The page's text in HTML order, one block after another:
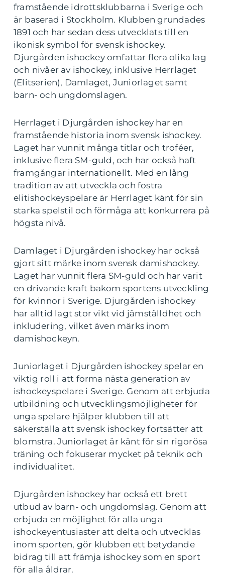
framstående idrottsklubbarna i Sverige och
är baserad i Stockholm. Klubben grundades
1891 och har sedan dess utvecklats till en
ikonisk symbol för svensk ishockey.
Djurgården ishockey omfattar flera olika lag
och nivåer av ishockey, inklusive Herrlaget
(Elitserien), Damlaget, Juniorlaget samt
barn- och ungdomslagen.
Herrlaget i Djurgården ishockey har en
framstående historia inom svensk ishockey.
Laget har vunnit många titlar och troféer,
inklusive flera SM-guld, och har också haft
framgångar internationellt. Med en lång
tradition av att utveckla och fostra
elitishockeyspelare är Herrlaget känt för sin
starka spelstil och förmåga att konkurrera på
högsta nivå.
Damlaget i Djurgården ishockey har också
gjort sitt märke inom svensk damishockey.
Laget har vunnit flera SM-guld och har varit
en drivande kraft bakom sportens utveckling
för kvinnor i Sverige. Djurgården ishockey
har alltid lagt stor vikt vid jämställdhet och
inkludering, vilket även märks inom
damishockeyn.
Juniorlaget i Djurgården ishockey spelar en
viktig roll i att forma nästa generation av
ishockeyspelare i Sverige. Genom att erbjuda
utbildning och utvecklingsmöjligheter för
unga spelare hjälper klubben till att
säkerställa att svensk ishockey fortsätter att
blomstra. Juniorlaget är känt för sin rigorösa
träning och fokuserar mycket på teknik och
individualitet.
Djurgården ishockey har också ett brett
utbud av barn- och ungdomslag. Genom att
erbjuda en möjlighet för alla unga
ishockeyentusiaster att delta och utvecklas
inom sporten, gör klubben ett betydande
bidrag till att främja ishockey som en sport
för alla åldrar.